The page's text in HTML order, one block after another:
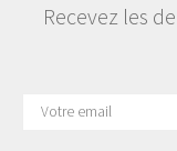
Recevez les